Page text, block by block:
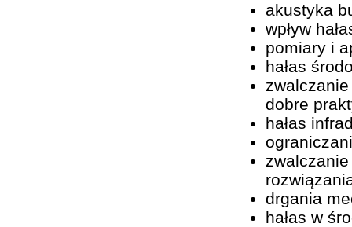
akustyka
wpływ
pomiary i
hałas
dobre
hałas
drgania
hałas w